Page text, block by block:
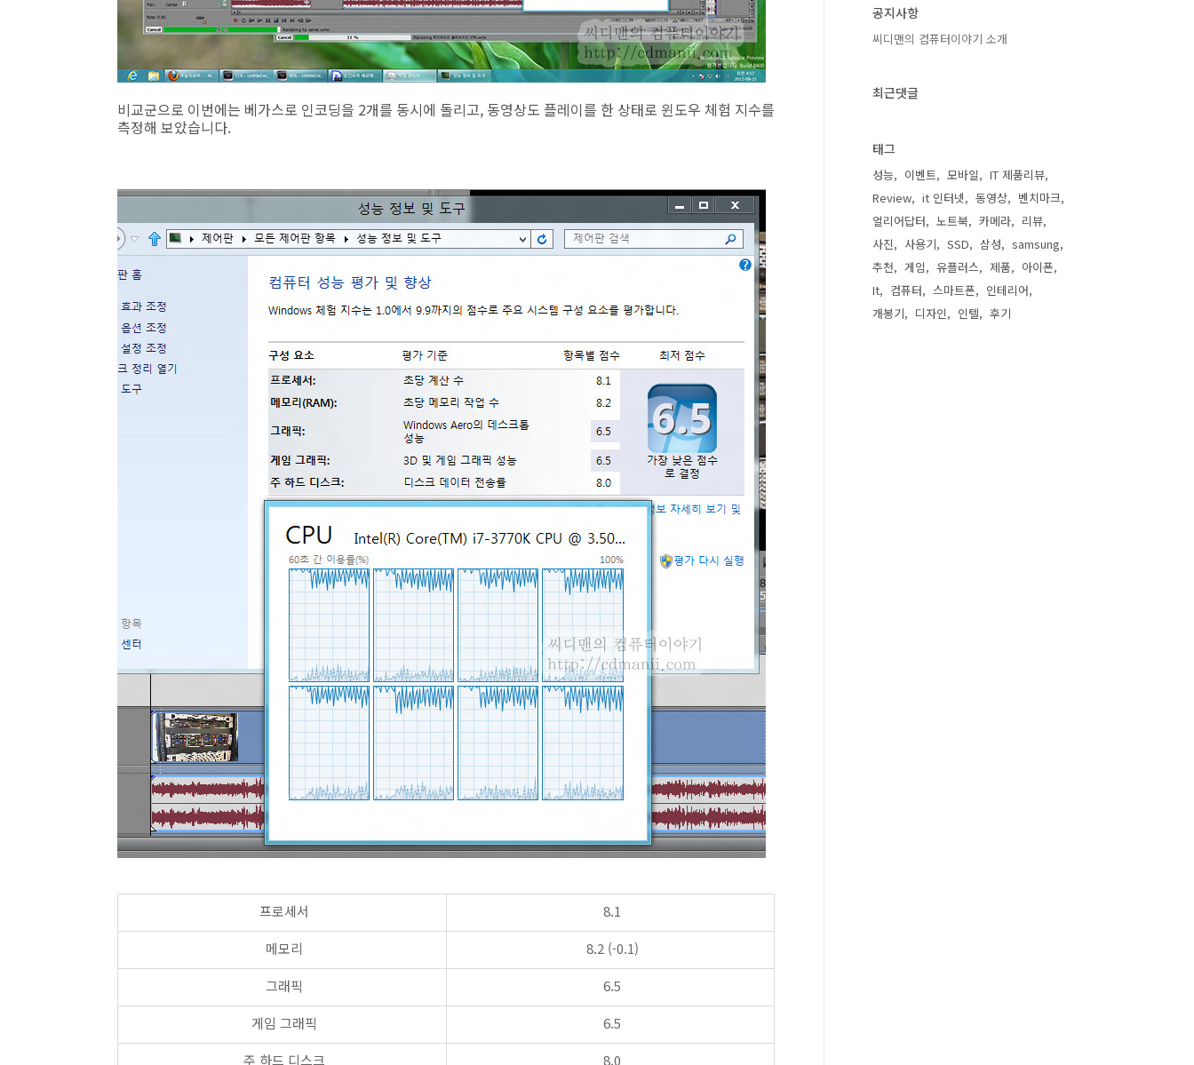
비교군으로 이번에는 베가스로 인코딩을 2개를 동시에 돌리고, 동영상도 플레이를 한 상태로 윈도우 체험 지수를
측정해 보았습니다.
프로세서
8.1
메모리
8.2 (-0.1)
그래픽
6.5
게임 그래픽
6.5
주 하드 디스크
8.0
공지사항
씨디맨의 컴퓨터이야기 소개
최근댓글
태그
성능 이벤트 모바일
IT 제품리뷰
Review
it 인터넷 동영상
벤치마크
얼리어답터
노트북 카메라
리뷰
사진
사용기 SSD 삼성
samsung
추천
게임 유플러스 제품
아이폰
It
컴퓨터 스마트폰
인테리어
개봉기
디자인 인텔 후기